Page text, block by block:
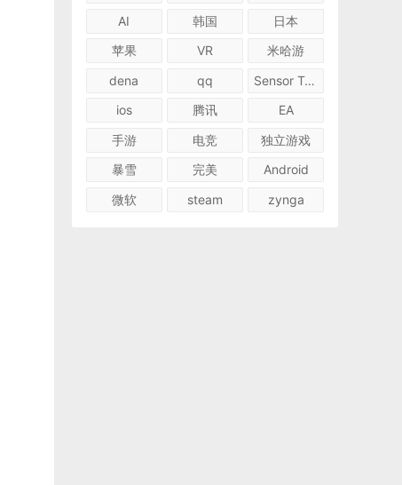
AI
韩国
日本
苹果
VR
米哈游
dena
qq
Sensor Tower
ios
腾讯
EA
手游
电竞
独立游戏
暴雪
完美
Android
微软
steam zynga